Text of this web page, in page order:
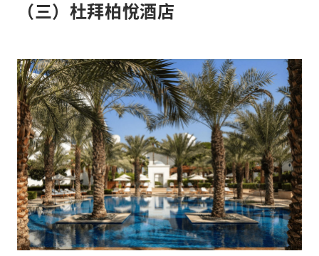
（三）杜拜柏悅酒店